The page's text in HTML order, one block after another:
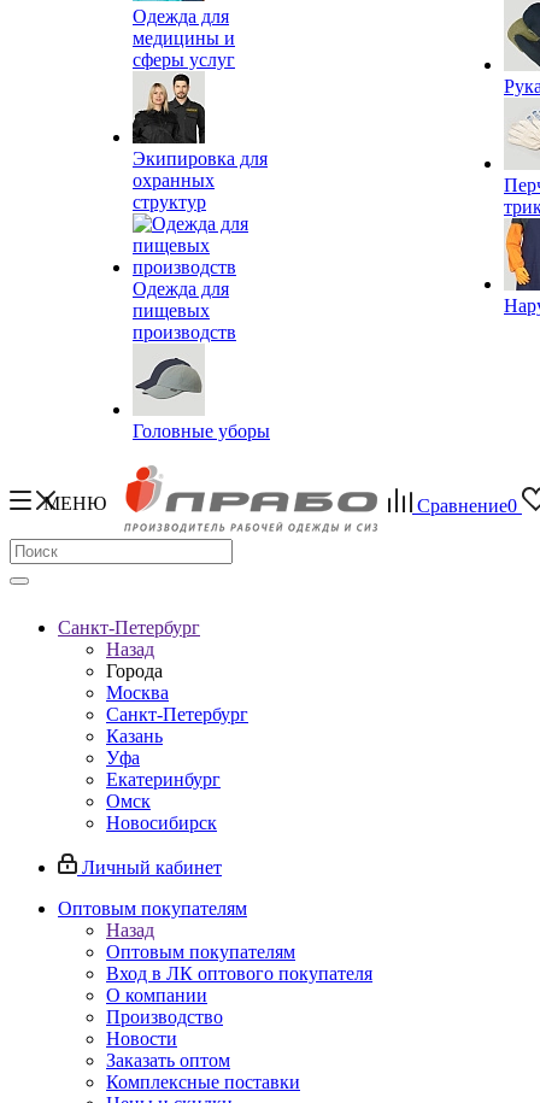
Одежда для
медицины и
сферы услуг
Экипировка для
охранных
структур
Одежда для
пищевых
производств
Головные уборы
МЕНЮ Сравнение0
Санкт-Петербург
Назад
Города
Москва
Санкт-Петербург
Казань
Уфа
Екатеринбург
Омск
Новосибирск
Личный кабинет
Оптовым покупателям
Назад
Оптовым покупателям
Вход в ЛК оптового покупателя
О компании
Производство
Новости
Заказать оптом
Комплексные поставки